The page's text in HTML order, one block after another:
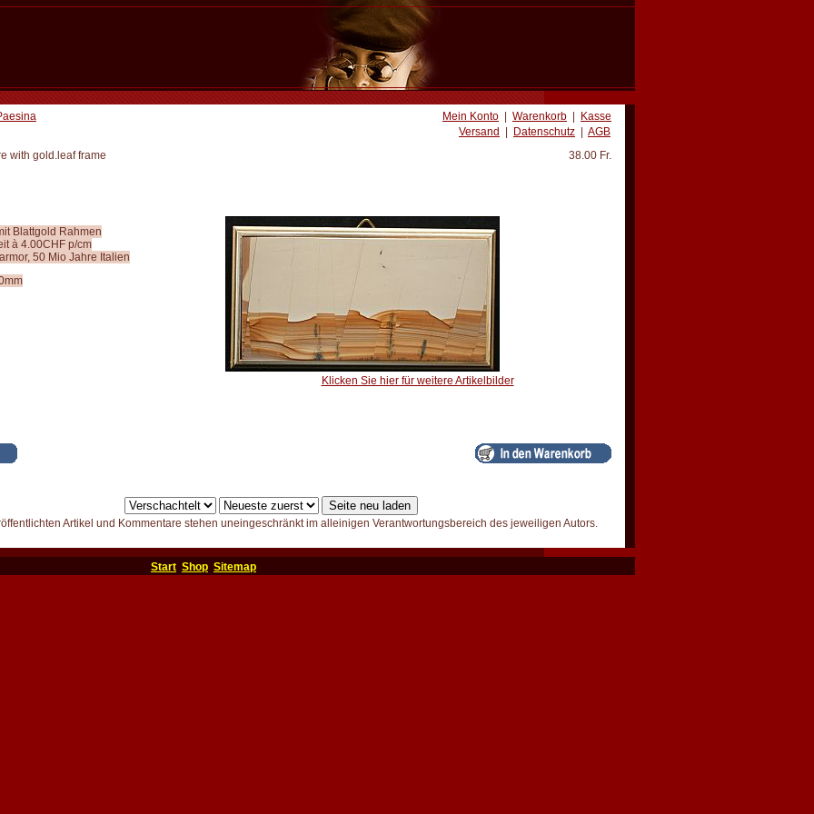
Mein Konto Warenkorb
Kasse
Versand
Datenschutz
AGB
with gold.leaf frame
38.00 Fr.
Blattgold Rahmen
à 4.00CHF p/cm
50 Mio Jahre Italien
Klicken Sie hier für weitere Artikelbilder
Artikel und Kommentare stehen uneingeschränkt im alleinigen Verantwortungsbereich des jeweiligen Autors.
Start Shop Sitemap